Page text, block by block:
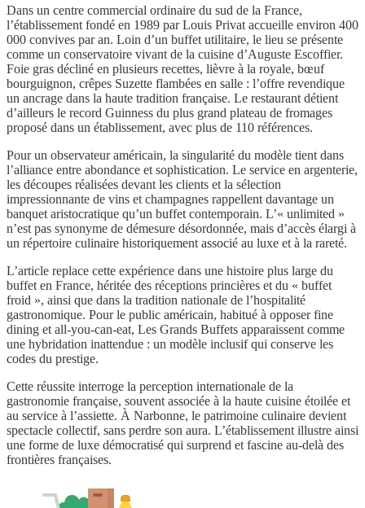
Dans un centre commercial ordinaire du sud de la France,
l’établissement fondé en 1989 par Louis Privat accueille environ 400
000 convives par an. Loin d’un buffet utilitaire, le lieu se présente
comme un conservatoire vivant de la cuisine d’Auguste Escoffier.
Foie gras décliné en plusieurs recettes, lièvre à la royale, bœuf
bourguignon, crêpes Suzette flambées en salle : l’offre revendique
un ancrage dans la haute tradition française. Le restaurant détient
d’ailleurs le record Guinness du plus grand plateau de fromages
proposé dans un établissement, avec plus de 110 références.
Pour un observateur américain, la singularité du modèle tient dans
l’alliance entre abondance et sophistication. Le service en argenterie,
les découpes réalisées devant les clients et la sélection
impressionnante de vins et champagnes rappellent davantage un
banquet aristocratique qu’un buffet contemporain. L’« unlimited »
n’est pas synonyme de démesure désordonnée, mais d’accès élargi à
un répertoire culinaire historiquement associé au luxe et à la rareté.
L’article replace cette expérience dans une histoire plus large du
buffet en France, héritée des réceptions princières et du « buffet
froid », ainsi que dans la tradition nationale de l’hospitalité
gastronomique. Pour le public américain, habitué à opposer fine
dining et all-you-can-eat, Les Grands Buffets apparaissent comme
une hybridation inattendue : un modèle inclusif qui conserve les
codes du prestige.
Cette réussite interroge la perception internationale de la
gastronomie française, souvent associée à la haute cuisine étoilée et
au service à l’assiette. À Narbonne, le patrimoine culinaire devient
spectacle collectif, sans perdre son aura. L’établissement illustre ainsi
une forme de luxe démocratisé qui surprend et fascine au-delà des
frontières françaises.